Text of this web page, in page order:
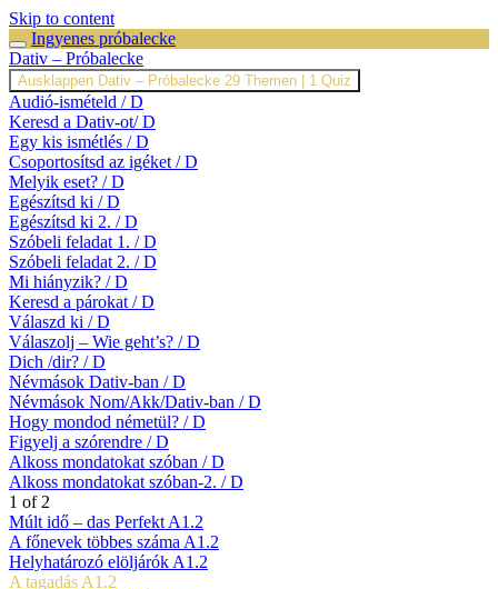
Skip to content
Ingyenes próbalecke
Dativ – Próbalecke
Ausklappen Dativ – Próbalecke 29 Themen 1 Quiz
Audió-ismételd / D
Keresd a Dativ-ot/ D
Egy kis ismétlés / D
Csoportosítsd az igéket / D
Melyik eset? / D
Egészítsd ki / D
Egészítsd ki 2. / D
Szóbeli feladat 1. / D
Szóbeli feladat 2. / D
Mi hiányzik? / D
Keresd a párokat / D
Válaszd ki / D
Válaszolj – Wie geht’s? / D
Dich /dir? / D
Névmások Dativ-ban / D
Névmások Nom/Akk/Dativ-ban / D
Hogy mondod németül? / D
Figyelj a szórendre / D
Alkoss mondatokat szóban / D
Alkoss mondatokat szóban-2. / D
1 of 2
Múlt idő – das Perfekt A1.2
A főnevek többes száma A1.2
Helyhatározó elöljárók A1.2
A tagadás A1.2